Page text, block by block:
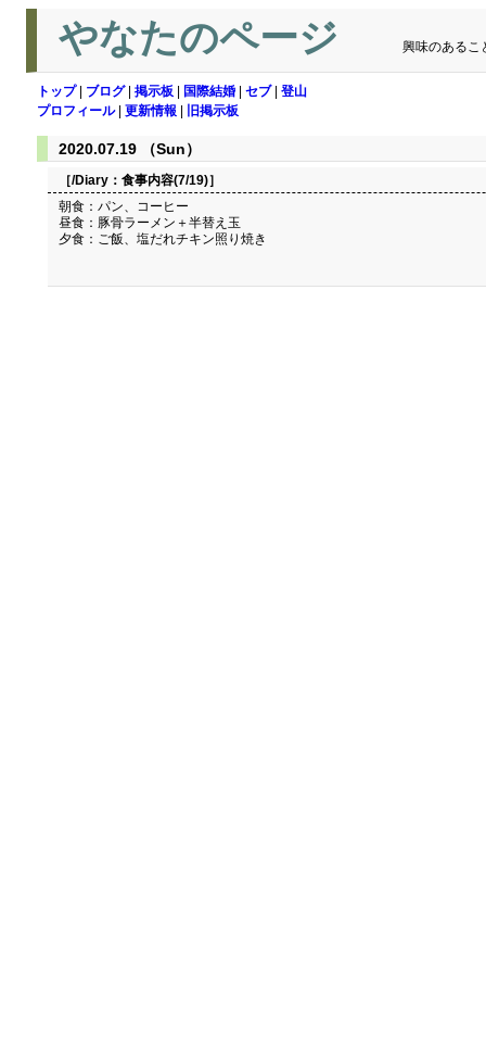
やなたのページ 興味のあるこ
トップ| ブログ| 掲示板 国際結婚 セブ| 登山
プロフィール| 更新情報 旧掲示板
2020.07.19 （Sun）
［/Diary： 食事内容(7/19)］
朝食：パン、コーヒー
昼食：豚骨ラーメン＋半替え玉
夕食：ご飯、塩だれチキン照り焼き